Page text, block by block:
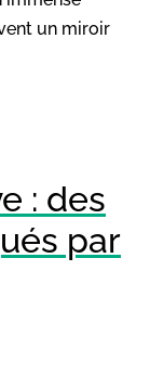
un miroir
: des
par